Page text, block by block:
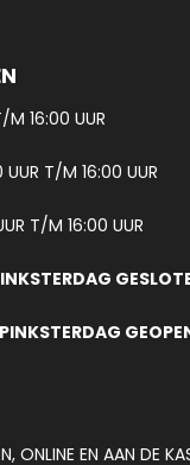
M 16:00 UUR
UUR T/M 16:00 UUR
T/M 16:00 UUR
ONLINE EN AAN DE